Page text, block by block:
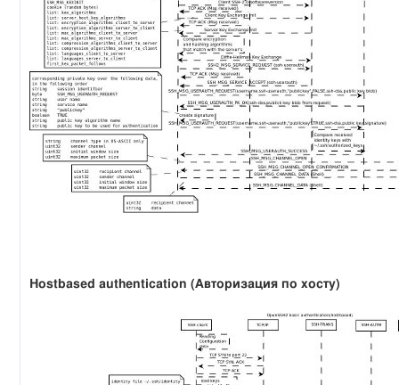
Hostbased authentication (Авторизация по хосту)